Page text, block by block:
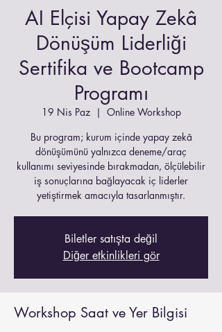
AI Elçisi Yapay Zekâ
Dönüşüm Liderliği
Sertifika ve Bootcamp
Programı
19 Nis Paz
  |
Online Workshop
Bu program; kurum içinde yapay zekâ
dönüşümünü yalnızca deneme/araç
kullanımı seviyesinde bırakmadan, ölçülebilir
iş sonuçlarına bağlayacak iç liderler
yetiştirmek amacıyla tasarlanmıştır.
Biletler satışta değil
Diğer etkinlikleri gör
Workshop Saat ve Yer Bilgisi